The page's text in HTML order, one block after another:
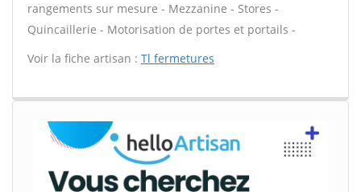
rangements sur mesure - Mezzanine - Stores -
Quincaillerie - Motorisation de portes et portails -
Voir la fiche artisan : Tl fermetures